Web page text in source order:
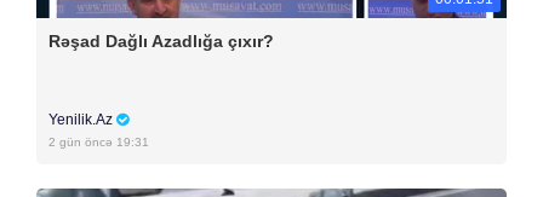
Rəşad Dağlı Azadlığa çıxır?
Yenilik.Az
2 gün öncə 19:31